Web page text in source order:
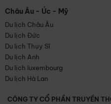
Châu Âu - Úc - Mỹ
Du lịch Châu Âu
Du lịch Đức
Du lịch Thụy Sĩ
Du lịch Anh
Du lịch luxembourg
Du lịch Hà Lan
CÔNG TY CỔ PHẦN TRUYỀN